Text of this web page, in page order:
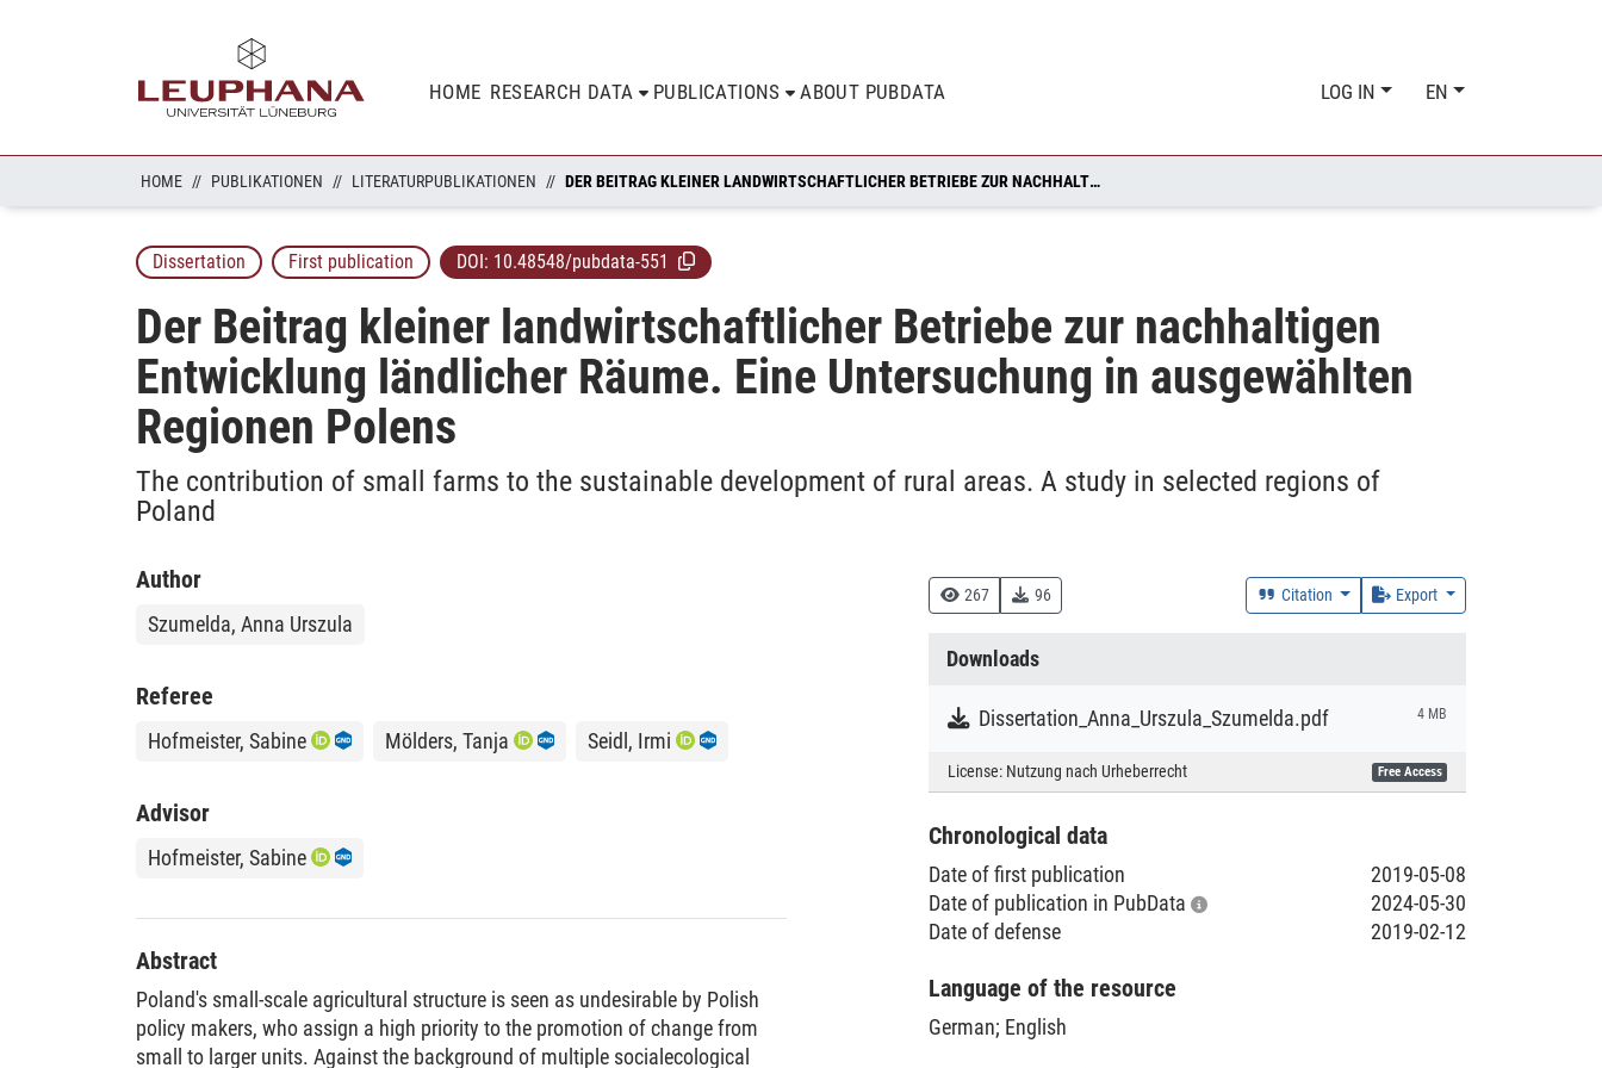
HOME RESEARCH DATA PUBLICATIONS ABOUT PUBDATA LOG IN EN
HOME PUBLIKATIONEN LITERATURPUBLIKATIONEN DER BEITRAG KLEINER LANDWIRTSCHAFTLICHER BETRIEBE ZUR NACHHALTIGEN ENTWICKLUNG LÄNDLICHER RÄUME. EINE UNTERSUCHUNG IN AUSGEWÄHLTEN REGIONEN POLENS
Dissertation First publication DOI: 10.48548/pubdata-551
Der Beitrag kleiner landwirtschaftlicher Betriebe zur nachhaltigen
Entwicklung ländlicher Räume. Eine Untersuchung in ausgewählten
Regionen Polens
The contribution of small farms to the sustainable development of rural areas. A study in selected regions of
Poland
267 96 Citation Export
Downloads
Dissertation_Anna_Urszula_Szumelda.pdf 4 MB
License: Nutzung nach Urheberrecht Free Access
Chronological data
Date of first publication
2019-05-08
Date of publication in PubData
2024-05-30
Date of defense
2019-02-12
Language of the resource
German; English
Author
Szumelda, Anna Urszula
Referee
Hofmeister, Sabine Mölders, Tanja Seidl, Irmi
Advisor
Hofmeister, Sabine
Abstract
Poland's small-scale agricultural structure is seen as undesirable by Polish
policy makers, who assign a high priority to the promotion of change from
small to larger units. Against the background of multiple socialecological